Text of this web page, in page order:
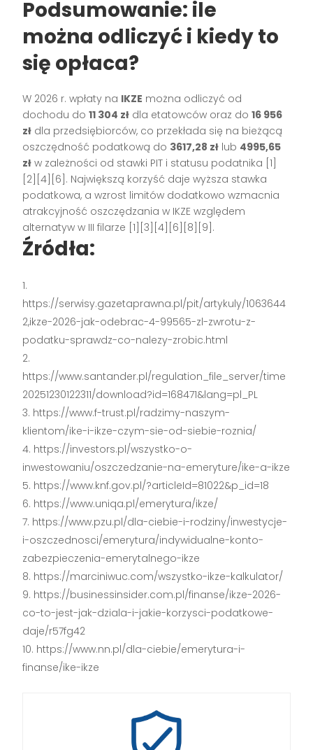
Podsumowanie: ile
można odliczyć i kiedy to
się opłaca?
W 2026 r. wpłaty na IKZE można odliczyć od
dochodu do11 304 zł dla etatowców oraz do16 956
zł dla przedsiębiorców, co przekłada się na bieżącą
oszczędność podatkową do 3617,28 zł lub 4995,65
zł w zależności od stawki PIT i statusu podatnika [1]
[2][4][6]. Największą korzyść daje wyższa stawka
podatkowa, a wzrost limitów dodatkowo wzmacnia
atrakcyjność oszczędzania w IKZE względem
alternatyw w III filarze [1][3][4][6][8][9].
Źródła:
https://serwisy.gazetaprawna.pl/pit/artykuly/1063644
2,ikze-2026-jak-odebrac-4-99565-zl-zwrotu-z-
podatku-sprawdz-co-nalezy-zrobic.html
https://www.santander.pl/regulation_file_server/time
20251230122311/download?id=168471&lang=pl_PL
https://www.f-trust.pl/radzimy-naszym-
klientom/ike-i-ikze-czym-sie-od-siebie-roznia/
https://investors.pl/wszystko-o-
inwestowaniu/oszczedzanie-na-emeryture/ike-a-ikze
https://www.knf.gov.pl/?articleId=81022&p_id=18
https://www.uniqa.pl/emerytura/ikze/
https://www.pzu.pl/dla-ciebie-i-rodziny/inwestycje-
i-oszczednosci/emerytura/indywidualne-konto-
zabezpieczenia-emerytalnego-ikze
https://marciniwuc.com/wszystko-ikze-kalkulator/
https://businessinsider.com.pl/finanse/ikze-2026-
co-to-jest-jak-dziala-i-jakie-korzysci-podatkowe-
daje/r57fg42
https://www.nn.pl/dla-ciebie/emerytura-i-
finanse/ike-ikze